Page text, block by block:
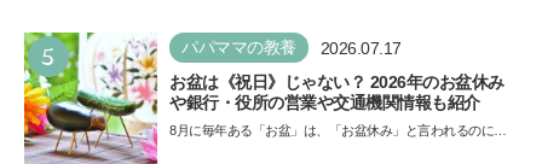
5 パパママの教養 2026.07.17
お盆は《祝日》じゃない？ 2026年のお盆休み
や銀行・役所の営業や交通機関情報も紹介
8月に毎年ある「お盆」は、「お盆休み」と言われるのに祝